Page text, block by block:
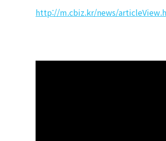
http://m.cbiz.kr/news/